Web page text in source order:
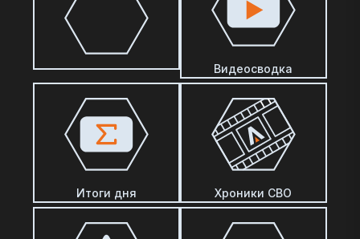
Видеосводка
Итоги дня Хроники СВО